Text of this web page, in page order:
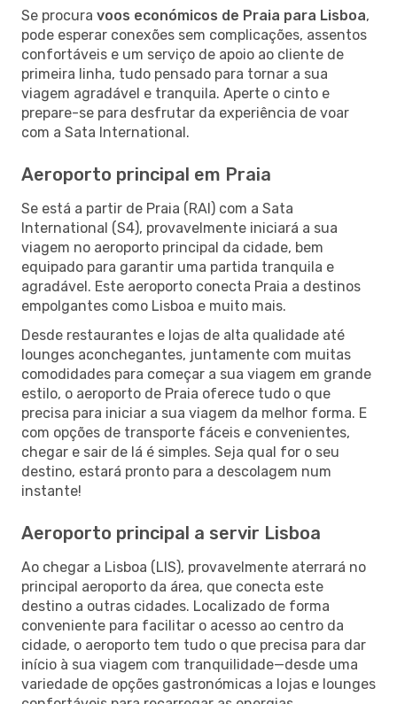
Se procura voos económicos de Praia para Lisboa,
pode esperar conexões sem complicações, assentos
confortáveis e um serviço de apoio ao cliente de
primeira linha, tudo pensado para tornar a sua
viagem agradável e tranquila. Aperte o cinto e
prepare-se para desfrutar da experiência de voar
com a Sata International.
Aeroporto principal em Praia
Se está a partir de Praia (RAI) com a Sata
International (S4), provavelmente iniciará a sua
viagem no aeroporto principal da cidade, bem
equipado para garantir uma partida tranquila e
agradável. Este aeroporto conecta Praia a destinos
empolgantes como Lisboa e muito mais.
Desde restaurantes e lojas de alta qualidade até
lounges aconchegantes, juntamente com muitas
comodidades para começar a sua viagem em grande
estilo, o aeroporto de Praia oferece tudo o que
precisa para iniciar a sua viagem da melhor forma. E
com opções de transporte fáceis e convenientes,
chegar e sair de lá é simples. Seja qual for o seu
destino, estará pronto para a descolagem num
instante!
Aeroporto principal a servir Lisboa
Ao chegar a Lisboa (LIS), provavelmente aterrará no
principal aeroporto da área, que conecta este
destino a outras cidades. Localizado de forma
conveniente para facilitar o acesso ao centro da
cidade, o aeroporto tem tudo o que precisa para dar
início à sua viagem com tranquilidade—desde uma
variedade de opções gastronómicas a lojas e lounges